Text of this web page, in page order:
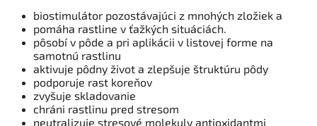
biostimulátor pozostávajúci z mnohých zložiek a
pomáha rastline v ťažkých situáciách.
pôsobí v pôde a pri aplikácii v listovej forme na
samotnú rastlinu
aktivuje pôdny život a zlepšuje štruktúru pôdy
podporuje rast koreňov
zvyšuje skladovanie
chráni rastlinu pred stresom
neutralizuje stresové molekuly antioxidantmi